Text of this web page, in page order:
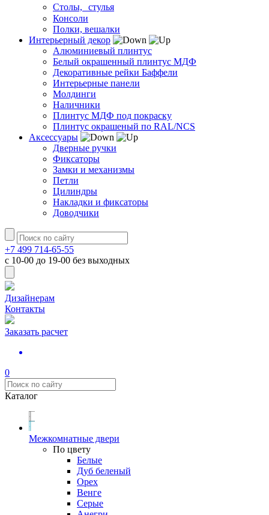
Столы, стулья
Консоли
Полки, вешалки
Интерьерный декор
Алюминиевый плинтус
Белый окрашенный плинтус МДФ
Декоративные рейки Баффели
Интерьерные панели
Молдинги
Наличники
Плинтус МДФ под покраску
Плинтус окрашеный по RAL/NCS
Аксессуары
Дверные ручки
Фиксаторы
Замки и механизмы
Петли
Цилиндры
Накладки и фиксаторы
Доводчики
+7 499 714-65-55
с 10-00 до 19-00 без выходных
Дизайнерам
Контакты
Заказать расчет
0
Каталог
Межкомнатные двери
По цвету
Белые
Дуб беленый
Орех
Венге
Серые